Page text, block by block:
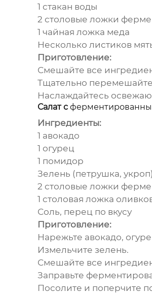
1 стакан воды
2 столовые ложки
1 чайная ложка меда
Несколько листиков
Приготовление:
Смешайте все
Тщательно
Наслаждайтесь
Салат с
Ингредиенты:
1 авокадо
1 огурец
1 помидор
Зелень (петрушка, укроп)
2 столовые ложки
1 столовая ложка
Соль, перец по вкусу
Приготовление:
Нарежьте авокадо,
Измельчите зелень.
Смешайте все
Заправьте
Посолите и поперчите